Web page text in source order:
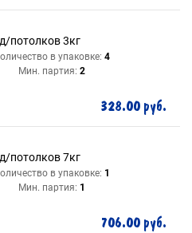
потолков 3кг
в упаковке: 4
Мин. партия: 2
328.00 руб.
потолков 7кг
в упаковке: 1
Мин. партия: 1
706.00 руб.